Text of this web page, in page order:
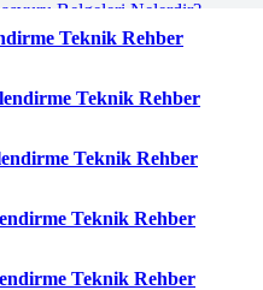
Teknik Rehber
Teknik Rehber
Teknik Rehber
Teknik Rehber
Teknik Rehber
Belgeleri Nelerdir?
Geçiş Mümkün mü
Açıklanır
Seviye 4 Farkları
Eğitimler
Alınır
Süresi Ne Kadar